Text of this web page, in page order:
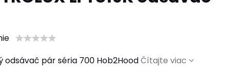
odsávač pár séria 700 Hob2HoodČítajte viac